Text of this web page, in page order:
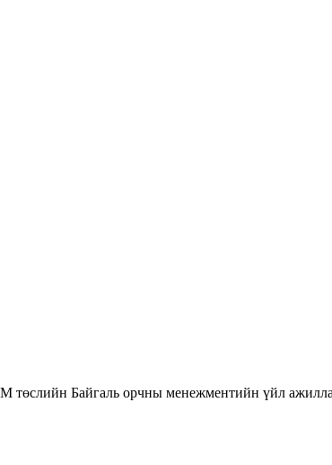
Байгаль орчны менежментийн үйл